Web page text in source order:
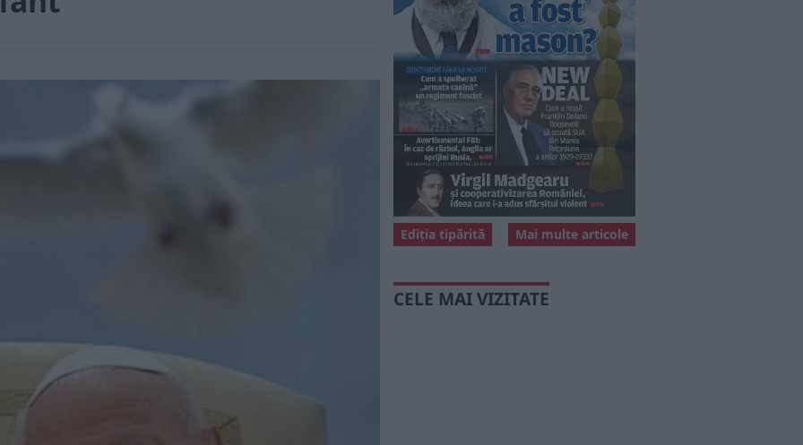
Mai multe articole
Ediția tipărită
CELE MAI VIZITATE